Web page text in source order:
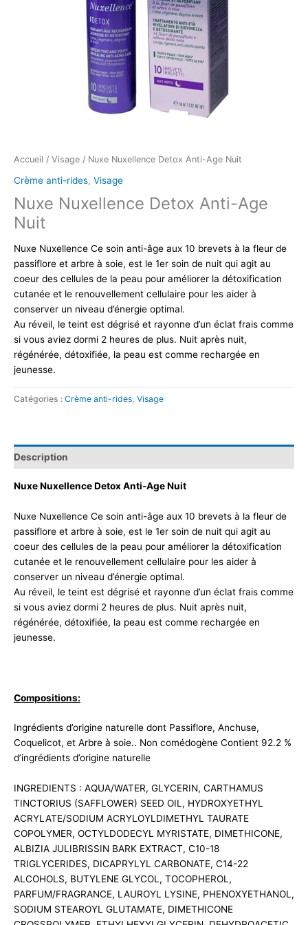
Accueil / Visage / Nuxe Nuxellence Detox Anti-Age Nuit
Crème anti-rides, Visage
Nuxe Nuxellence Detox Anti-Age
Nuit
Nuxe Nuxellence Ce soin anti-âge aux 10 brevets à la fleur de
passiflore et arbre à soie, est le 1er soin de nuit qui agit au
coeur des cellules de la peau pour améliorer la détoxification
cutanée et le renouvellement cellulaire pour les aider à
conserver un niveau d’énergie optimal.
Au réveil, le teint est dégrisé et rayonne d’un éclat frais comme
si vous aviez dormi 2 heures de plus. Nuit après nuit,
régénérée, détoxifiée, la peau est comme rechargée en
jeunesse.
Catégories : Crème anti-rides Visage
Description
Nuxe Nuxellence Detox Anti-Age Nuit
Nuxe Nuxellence Ce soin anti-âge aux 10 brevets à la fleur de
passiflore et arbre à soie, est le 1er soin de nuit qui agit au
coeur des cellules de la peau pour améliorer la détoxification
cutanée et le renouvellement cellulaire pour les aider à
conserver un niveau d’énergie optimal.
Au réveil, le teint est dégrisé et rayonne d’un éclat frais comme
si vous aviez dormi 2 heures de plus. Nuit après nuit,
régénérée, détoxifiée, la peau est comme rechargée en
jeunesse.
Compositions:
Ingrédients d’origine naturelle dont Passiflore, Anchuse,
Coquelicot, et Arbre à soie.. Non comédogène Contient 92.2 %
d’ingrédients d’origine naturelle
INGREDIENTS : AQUA/WATER, GLYCERIN, CARTHAMUS
TINCTORIUS (SAFFLOWER) SEED OIL, HYDROXYETHYL
ACRYLATE/SODIUM ACRYLOYLDIMETHYL TAURATE
COPOLYMER, OCTYLDODECYL MYRISTATE, DIMETHICONE,
ALBIZIA JULIBRISSIN BARK EXTRACT, C10-18
TRIGLYCERIDES, DICAPRYLYL CARBONATE, C14-22
ALCOHOLS, BUTYLENE GLYCOL, TOCOPHEROL,
PARFUM/FRAGRANCE, LAUROYL LYSINE, PHENOXYETHANOL,
SODIUM STEAROYL GLUTAMATE, DIMETHICONE